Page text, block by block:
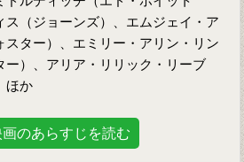
ス（ジョーンズ）、エムジェイ・ア
スター）、エミリー・アリン・リン
ー）、アリア・リリック・リーブ
ほか
画のあらすじを読む